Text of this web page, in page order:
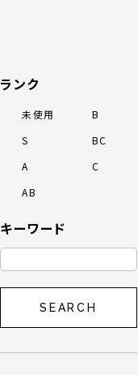
ランク
未使用
B
S
BC
A
C
AB
キーワード
SEARCH